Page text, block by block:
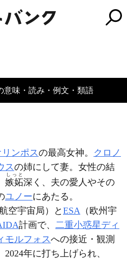
意味・読み・例文・類語
リンポスの最高女神。 クロノ
スの姉にして妻。女性の結
嫉妬
しっと
深く、夫の愛人やその
ユノーにあたる。
航空宇宙局）と ESA （欧州宇
計画で、 二重小惑星ディ
モルフォスへの接近・観測
年に打ち上げられ、